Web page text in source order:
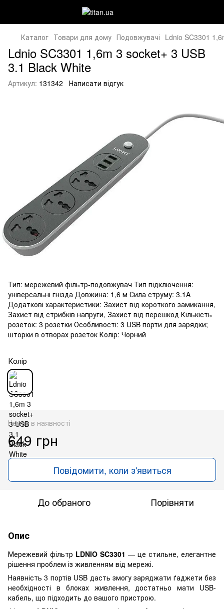
Каталог Товари для дому Подовжувачі Ldnio SC3301
Ldnio SC3301 1,6m 3 socket+ 3 USB
3.1 Black White
Артикул: 131342 Написати відгук
Тип: мережевий фільтр-подовжувач Тип підключення:
універсальні гнізда Довжина: 1,6 м Сила струму: 3.1A
Додаткові характеристики: Захист від короткого замикання,
Захист від стрибків напруги, Захист від перешкод Кількість
розеток: 3 розетки Особливості: 3 USB порти для зарядки;
шторки в отворах розеток Колір: Чорний
Колір
Немає в наявності
649 грн
Повідомити, коли з'явиться
До обраного Порівняти
Опис
Мережевий фільтр LDNIO SC3301 — це стильне, елегантне
рішення проблем із живленням від мережі.
Наявність 3 портів USB дасть змогу заряджати ґаджети без
необхідності в блоках живлення, достатньо мати USB-
кабель, що підходить до вашого пристрою.